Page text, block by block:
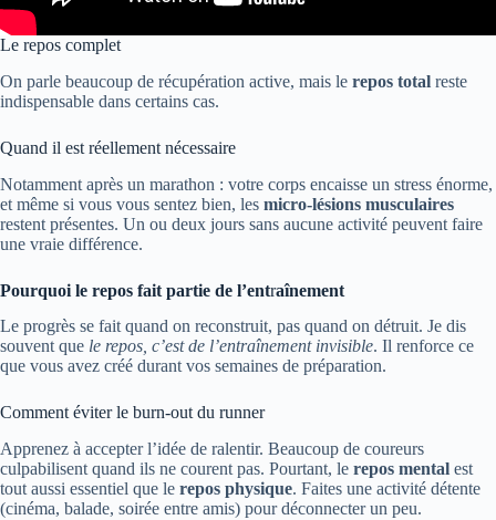
Le repos complet
On parle beaucoup de récupération active, mais le repos total reste
indispensable dans certains cas.
Quand il est réellement nécessaire
Notamment après un marathon : votre corps encaisse un stress énorme,
et même si vous vous sentez bien, les micro-lésions musculaires
restent présentes. Un ou deux jours sans aucune activité peuvent faire
une vraie différence.
Pourquoi le repos fait partie de l’entraînement
Le progrès se fait quand on reconstruit, pas quand on détruit. Je dis
souvent que le repos, c’est de l’entraînement invisible. Il renforce ce
que vous avez créé durant vos semaines de préparation.
Comment éviter le burn-out du runner
Apprenez à accepter l’idée de ralentir. Beaucoup de coureurs
culpabilisent quand ils ne courent pas. Pourtant, le repos mental est
tout aussi essentiel que le repos physique. Faites une activité détente
(cinéma, balade, soirée entre amis) pour déconnecter un peu.